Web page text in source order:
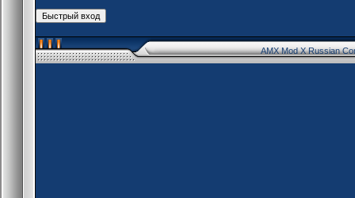
AMX Mod X Russian